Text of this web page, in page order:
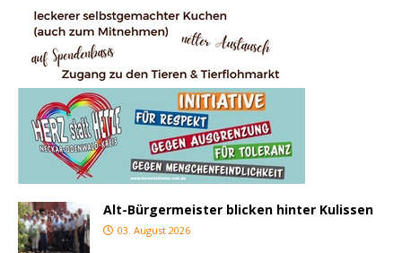
Alt-Bürgermeister blicken hinter Kulissen
03. August 2026